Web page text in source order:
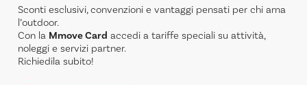
Sconti esclusivi, convenzioni e vantaggi pensati per chi ama
l’outdoor.
Con la Mmove Card accedi a tariffe speciali su attività,
noleggi e servizi partner.
Richiedila subito!